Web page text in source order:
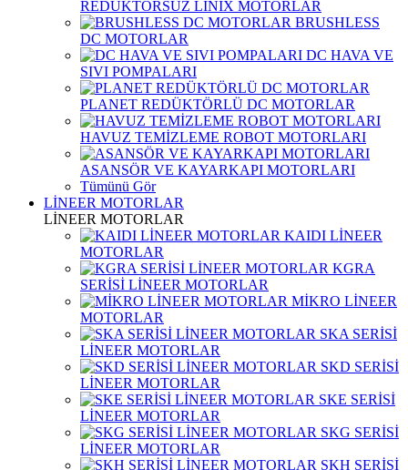
REDÜKTÖRSÜZ LINIX MOTORLAR
BRUSHLESS
DC MOTORLAR
DC HAVA VE
SIVI POMPALARI
PLANET REDÜKTÖRLÜ DC MOTORLAR
HAVUZ TEMİZLEME ROBOT MOTORLARI
ASANSÖR VE KAYARKAPI MOTORLARI
Tümünü Gör
LİNEER MOTORLAR
LİNEER MOTORLAR
KAIDI LİNEER
MOTORLAR
KGRA
SERİSİ LİNEER MOTORLAR
MİKRO LİNEER
MOTORLAR
SKA SERİSİ
LİNEER MOTORLAR
SKD SERİSİ
LİNEER MOTORLAR
SKE SERİSİ
LİNEER MOTORLAR
SKG SERİSİ
LİNEER MOTORLAR
SKH SERİSİ